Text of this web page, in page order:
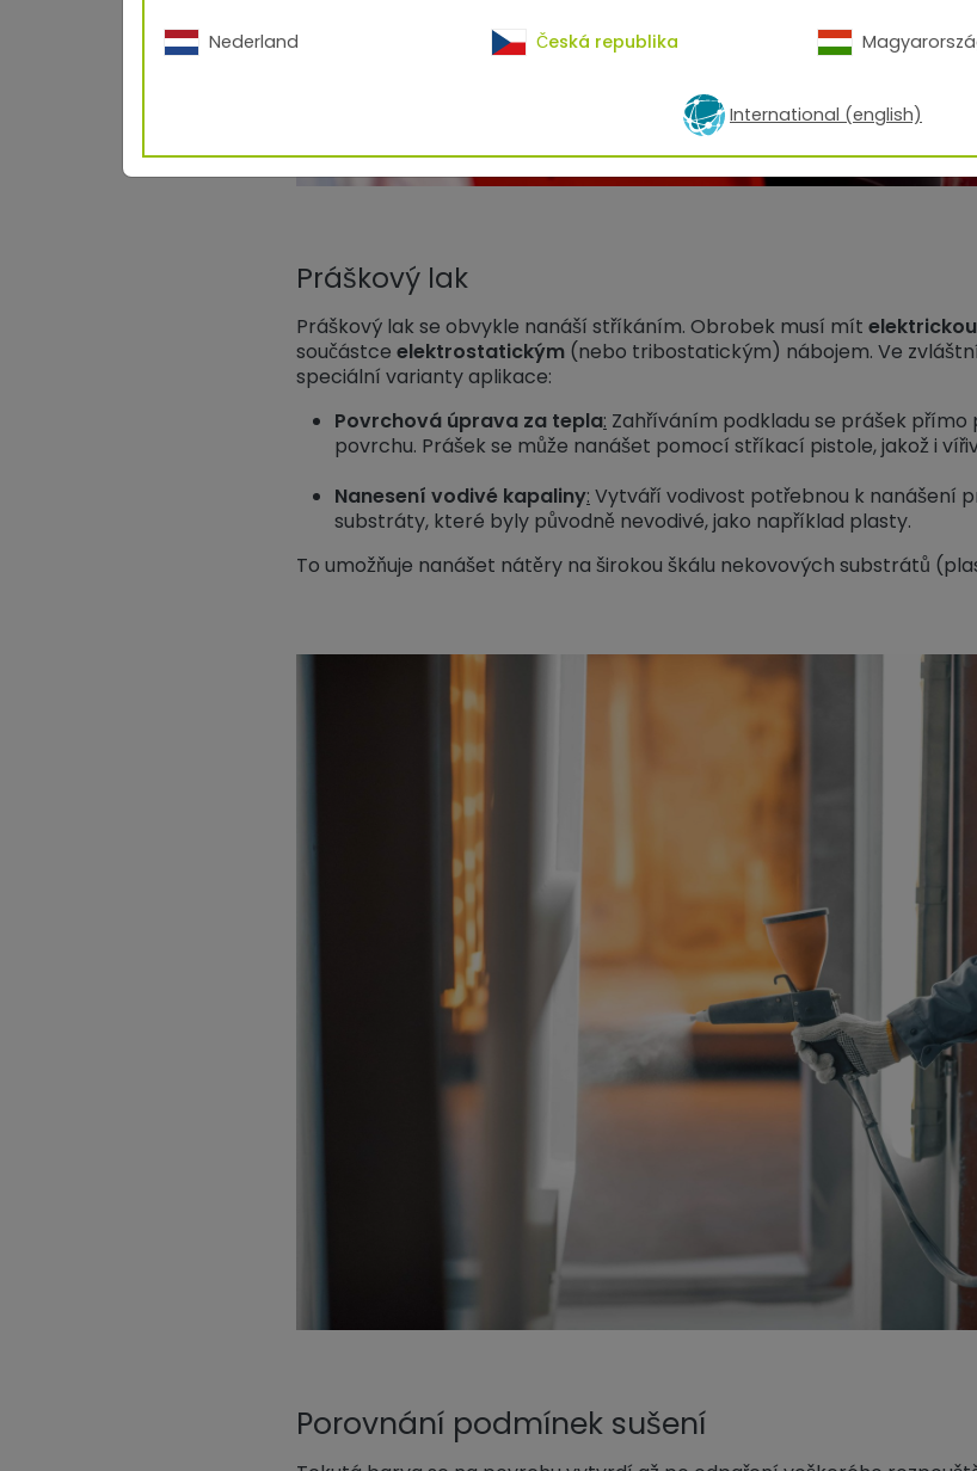
Práškový lak
Práškový lak se obvykle nanáší stříkáním. Obrobek musí mít
součástce elektrostatickým (nebo tribostatickým) nábojem. Ve
speciální varianty aplikace:
Povrchová úprava za tepla: Zahříváním podkladu se prášek
povrchu. Prášek se může nanášet pomocí stříkací pistole, jakož i
Nanesení vodivé kapaliny: Vytváří vodivost potřebnou k nanášení
substráty, které byly původně nevodivé, jako například plasty.
To umožňuje nanášet nátěry na širokou škálu nekovových substrátů
Porovnání podmínek sušení
Nederland Česká republika
International (english)